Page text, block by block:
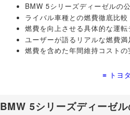
BMW 5シリーズディーゼルの
ライバル車種との燃費徹底比較
燃費を向上させる具体的な運転
ユーザーが語るリアルな燃費満
燃費を含めた年間維持コストの
≡ トヨ
BMW 5シリーズディーゼ